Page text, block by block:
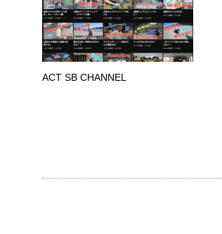
ACT SB CHANNEL